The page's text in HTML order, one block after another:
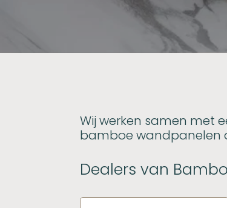
Wij werken samen met
bamboe wandpanelen
Dealers van